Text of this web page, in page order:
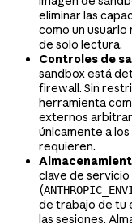
eliminar las
como un usuario
de solo lectura.
Controles de
sandbox está
firewall. Sin
herramienta
externos
únicamente a
requieren.
clave de
(
de trabajo de tu
las sesiones.